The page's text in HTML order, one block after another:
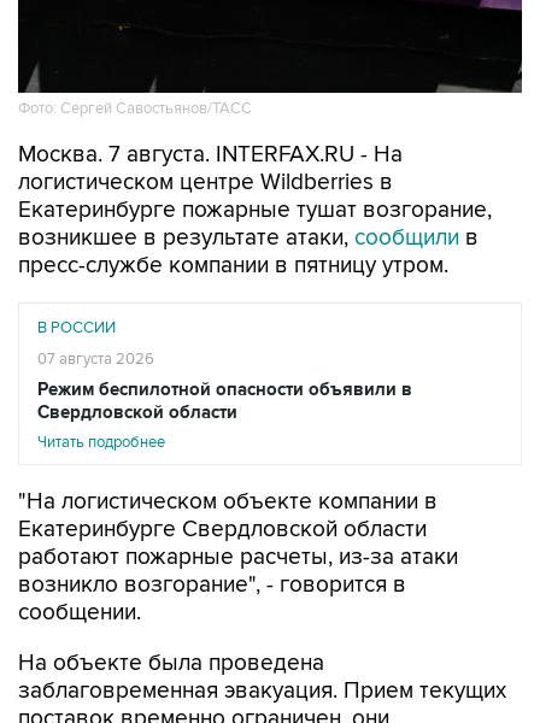
Москва. 7 августа. INTERFAX.RU - На
Екатеринбурге пожарные тушат возгорание,
возникшее в результате атаки,сообщили
пресс-службе компании в пятницу утром.
В РОССИИ
Режим беспилотной опасности объявили в
Свердловской области
Читать подробнее
"На логистическом объекте компании в
работают пожарные расчеты, из-за атаки
возникло возгорание", - говорится в
сообщении.
На объекте была проведена
поставок временно ограничен, они
перенаправлены на другие объекты.